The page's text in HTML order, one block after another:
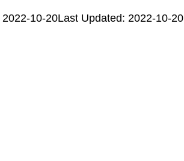
2022-10-20Last Updated: 2022-10-20